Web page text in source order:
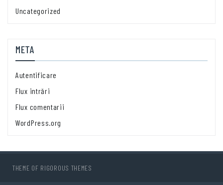
Uncategorized
META
Autentificare
Flux intrări
Flux comentarii
WordPress.org
THEME OF RIGOROUS THEMES